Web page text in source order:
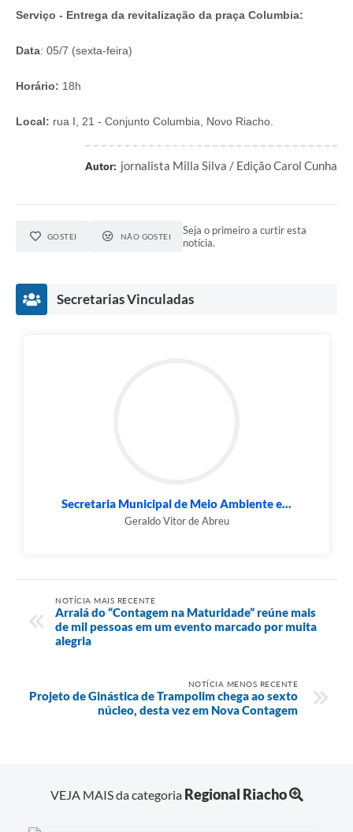
Serviço - Entrega da revitalização da praça Columbia:
Data: 05/7 (sexta-feira)
Horário: 18h
Local: rua I, 21 - Conjunto Columbia, Novo Riacho.
Autor: jornalista Milla Silva / Edição Carol Cunha
GOSTEI NÃO GOSTEI
Seja o primeiro a curtir esta
notícia.
Secretarias Vinculadas
Secretaria Municipal de Meio Ambiente e...
Geraldo Vitor de Abreu
NOTÍCIA MAIS RECENTE
Arraiá do “Contagem na Maturidade” reúne mais
de mil pessoas em um evento marcado por muita
alegria
NOTÍCIA MENOS RECENTE
Projeto de Ginástica de Trampolim chega ao sexto
núcleo, desta vez em Nova Contagem
VEJA MAIS da categoria Regional Riacho